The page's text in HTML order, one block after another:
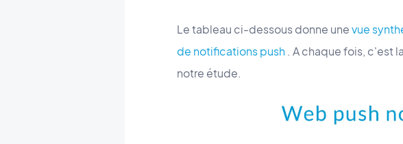
Le tableau ci-dessous donne unevue
de notifications push . A chaque fois, c'est
notre étude.